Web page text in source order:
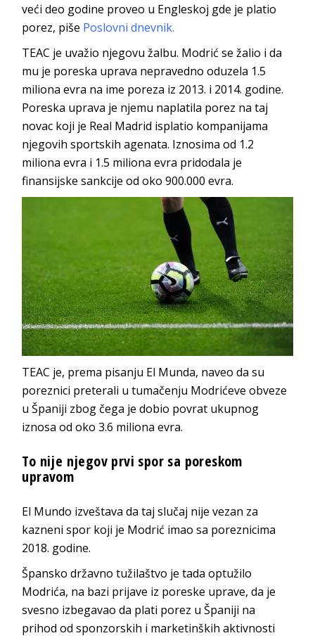
veći deo godine proveo u Engleskoj gde je platio
porez, piše Poslovni dnevnik.
TEAC je uvažio njegovu žalbu. Modrić se žalio i da
mu je poreska uprava nepravedno oduzela 1.5
miliona evra na ime poreza iz 2013. i 2014. godine.
Poreska uprava je njemu naplatila porez na taj
novac koji je Real Madrid isplatio kompanijama
njegovih sportskih agenata. Iznosima od 1.2
miliona evra i 1.5 miliona evra pridodala je
finansijske sankcije od oko 900.000 evra.
TEAC je, prema pisanju El Munda, naveo da su
poreznici preterali u tumačenju Modrićeve obveze
u Španiji zbog čega je dobio povrat ukupnog
iznosa od oko 3.6 miliona evra.
To nije njegov prvi spor sa poreskom
upravom
El Mundo izveštava da taj slučaj nije vezan za
kazneni spor koji je Modrić imao sa poreznicima
2018. godine.
Špansko državno tužilaštvo je tada optužilo
Modrića, na bazi prijave iz poreske uprave, da je
svesno izbegavao da plati porez u Španiji na
prihod od sponzorskih i marketinških aktivnosti